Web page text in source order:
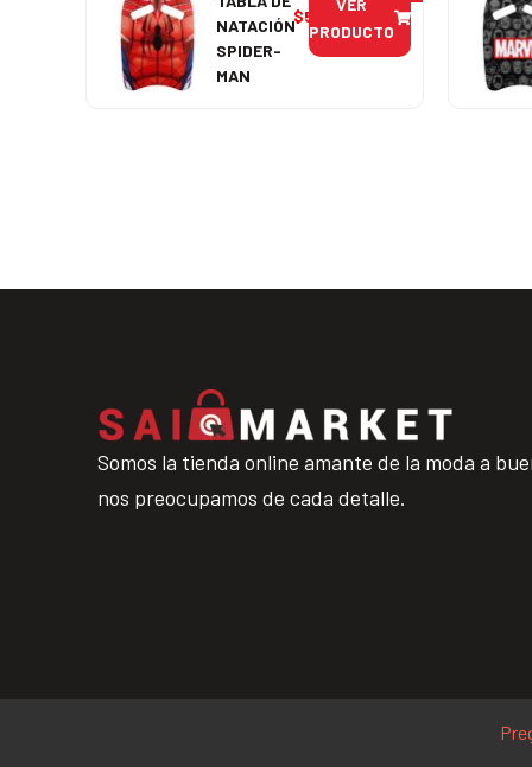
NATACIÓN
SPIDER-
MAN
$5.995
VER
PRODUCTO
Somos la tienda online amante de la moda a
nos preocupamos de cada detalle.